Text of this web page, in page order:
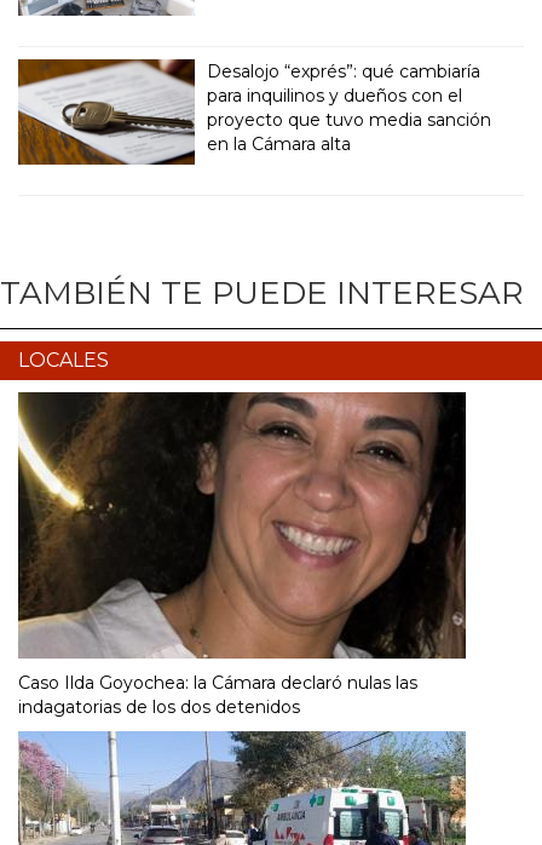
Desalojo “exprés”: qué cambiaría
para inquilinos y dueños con el
proyecto que tuvo media sanción
en la Cámara alta
TAMBIÉN TE PUEDE INTERESAR
LOCALES
Caso Ilda Goyochea: la Cámara declaró nulas las
indagatorias de los dos detenidos